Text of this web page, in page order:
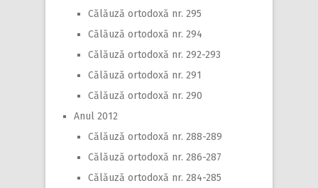
Călăuză ortodoxă nr. 295
Călăuză ortodoxă nr. 294
Călăuză ortodoxă nr. 292-293
Călăuză ortodoxă nr. 291
Călăuză ortodoxă nr. 290
Anul 2012
Călăuză ortodoxă nr. 288-289
Călăuză ortodoxă nr. 286-287
Călăuză ortodoxă nr. 284-285